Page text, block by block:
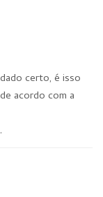
certo, é isso
acordo com a